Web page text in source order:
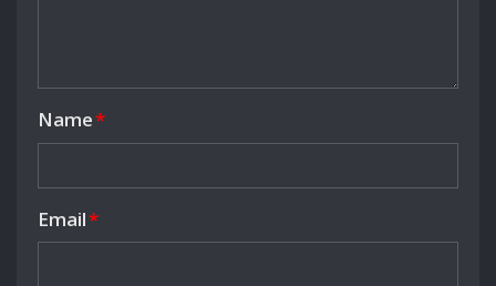
Name*
Email*